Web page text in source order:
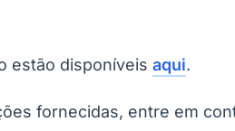
estão disponíveis aqui.
fornecidas, entre em